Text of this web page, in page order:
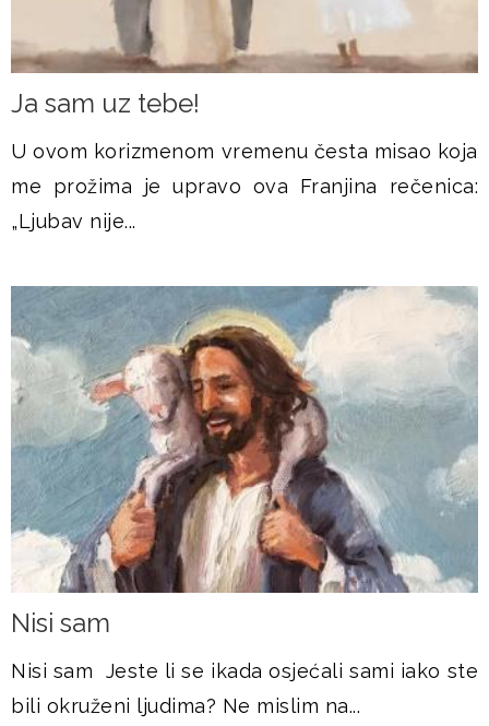
Ja sam uz tebe!
U ovom korizmenom vremenu česta misao koja
me prožima je upravo ova Franjina rečenica:
„Ljubav nije...
Nisi sam
Nisi sam Jeste li se ikada osjećali sami iako ste
bili okruženi ljudima? Ne mislim na...